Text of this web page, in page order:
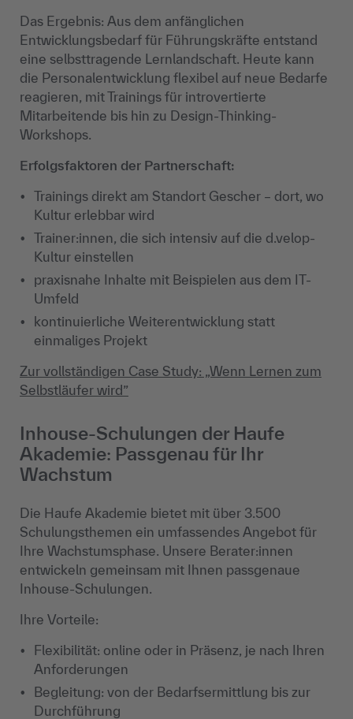
Das Ergebnis: Aus dem anfänglichen
Entwicklungsbedarf für Führungskräfte entstand
eine selbsttragende Lernlandschaft. Heute kann
die Personalentwicklung flexibel auf neue Bedarfe
reagieren, mit Trainings für introvertierte
Mitarbeitende bis hin zu Design-Thinking-
Workshops.
Erfolgsfaktoren der Partnerschaft:
Trainings direkt am Standort Gescher – dort, wo
Kultur erlebbar wird
Trainer:innen, die sich intensiv auf die d.velop-
Kultur einstellen
praxisnahe Inhalte mit Beispielen aus dem IT-
Umfeld
kontinuierliche Weiterentwicklung statt
einmaliges Projekt
Zur vollständigen Case Study: „Wenn Lernen zum
Selbstläufer wird”
Inhouse-Schulungen der Haufe
Akademie: Passgenau für Ihr
Wachstum
Die Haufe Akademie bietet mit über 3.500
Schulungsthemen ein umfassendes Angebot für
Ihre Wachstumsphase. Unsere Berater:innen
entwickeln gemeinsam mit Ihnen passgenaue
Inhouse-Schulungen.
Ihre Vorteile:
Flexibilität: online oder in Präsenz, je nach Ihren
Anforderungen
Begleitung: von der Bedarfsermittlung bis zur
Durchführung